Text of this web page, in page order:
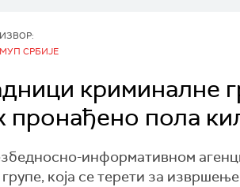
ИЗВОР:
МУП СРБИЈЕ
криминалне
пронађено пола
информативном
која се терети за